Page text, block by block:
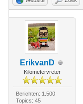
ErikvanD
Kilometervreter
Berichten: 1.500
Topics: 45